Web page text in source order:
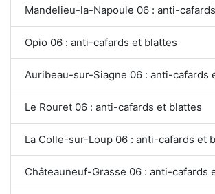
Mandelieu-la-Napoule 06 : anti-
Opio 06 : anti-cafards et blattes
Auribeau-sur-Siagne 06 : anti-cafards
Le Rouret 06 : anti-cafards et blattes
La Colle-sur-Loup 06 : anti-cafards et
Châteauneuf-Grasse 06 : anti-cafards